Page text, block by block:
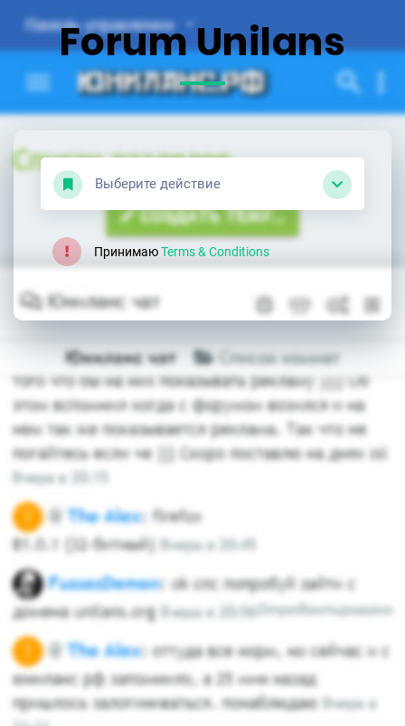
Forum Unilans
Выберите действие
ПринимаюTerms & Conditions